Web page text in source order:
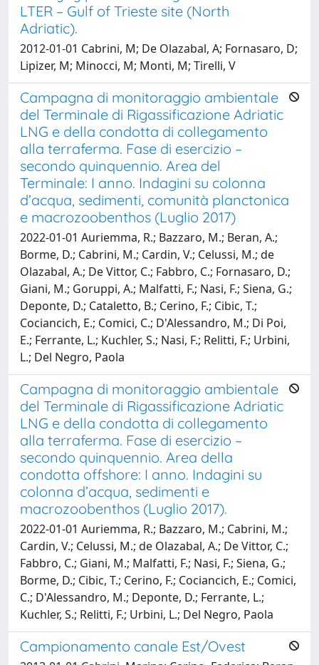
LTER – Gulf of Trieste site (North
Adriatic).
2012-01-01 Cabrini, M; De Olazabal, A; Fornasaro, D;
Lipizer, M; Minocci, M; Monti, M; Tirelli, V
Campagna di monitoraggio ambientale
del Terminale di Rigassificazione Adriatic
LNG e della condotta di collegamento
alla terraferma. Fase di esercizio –
secondo quinquennio. Area del
Terminale: I anno. Indagini su colonna
d’acqua, sedimenti, comunità planctonica
e macrozoobenthos (Luglio 2017)
2022-01-01 Auriemma, R.; Bazzaro, M.; Beran, A.;
Borme, D.; Cabrini, M.; Cardin, V.; Celussi, M.; de
Olazabal, A.; De Vittor, C.; Fabbro, C.; Fornasaro, D.;
Giani, M.; Goruppi, A.; Malfatti, F.; Nasi, F.; Siena, G.;
Deponte, D.; Cataletto, B.; Cerino, F.; Cibic, T.;
Cociancich, E.; Comici, C.; D'Alessandro, M.; Di Poi,
E.; Ferrante, L.; Kuchler, S.; Nasi, F.; Relitti, F.; Urbini,
L.; Del Negro, Paola
Campagna di monitoraggio ambientale
del Terminale di Rigassificazione Adriatic
LNG e della condotta di collegamento
alla terraferma. Fase di esercizio –
secondo quinquennio. Area della
condotta offshore: I anno. Indagini su
colonna d’acqua, sedimenti e
macrozoobenthos (Luglio 2017).
2022-01-01 Auriemma, R.; Bazzaro, M.; Cabrini, M.;
Cardin, V.; Celussi, M.; de Olazabal, A.; De Vittor, C.;
Fabbro, C.; Giani, M.; Malfatti, F.; Nasi, F.; Siena, G.;
Borme, D.; Cibic, T.; Cerino, F.; Cociancich, E.; Comici,
C.; D'Alessandro, M.; Deponte, D.; Ferrante, L.;
Kuchler, S.; Relitti, F.; Urbini, L.; Del Negro, Paola
Campionamento canale Est/Ovest